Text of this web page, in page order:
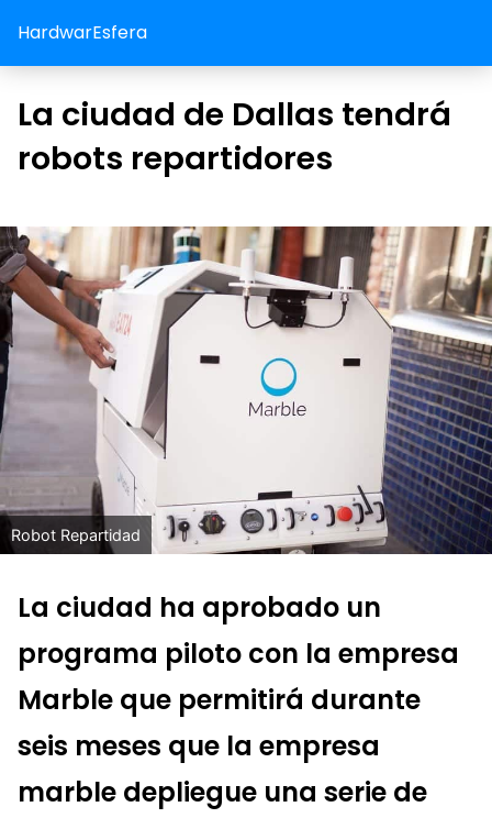
HardwarEsfera
La ciudad de Dallas tendrá
robots repartidores
Robot Repartidad
La ciudad ha aprobado un
programa piloto con la empresa
Marble que permitirá durante
seis meses que la empresa
marble depliegue una serie de